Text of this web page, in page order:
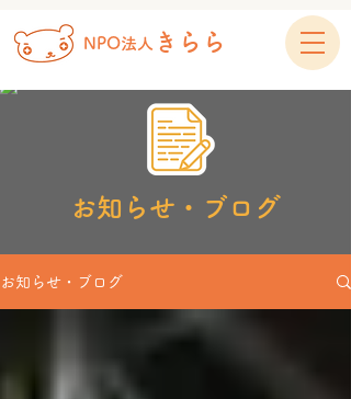
NPO法人 きらら
お知らせ・ブログ
お知らせ・ブログ